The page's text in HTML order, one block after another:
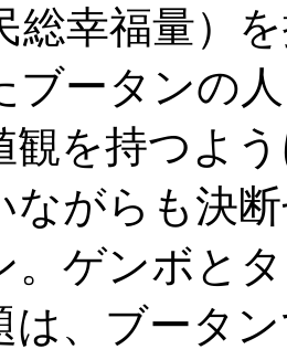
総幸福量）
ブータンの
観を持つよ
ながらも決
。ゲンボと
は、ブータ